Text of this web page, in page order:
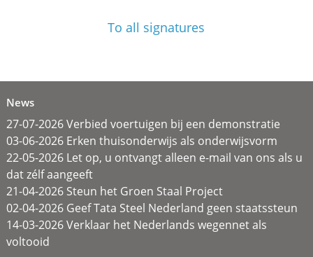
To all signatures
News
27-07-2026 Verbied voertuigen bij een demonstratie
03-06-2026 Erken thuisonderwijs als onderwijsvorm
22-05-2026 Let op, u ontvangt alleen e-mail van ons als u
dat zélf aangeeft
21-04-2026 Steun het Groen Staal Project
02-04-2026 Geef Tata Steel Nederland geen staatssteun
14-03-2026 Verklaar het Nederlands wegennet als
voltooid